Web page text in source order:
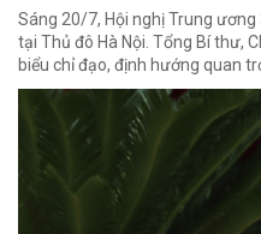
Sáng 20/7, Hội nghị Trung
tại Thủ đô Hà Nội. Tổng Bí thư,
biểu chỉ đạo, định hướng quan